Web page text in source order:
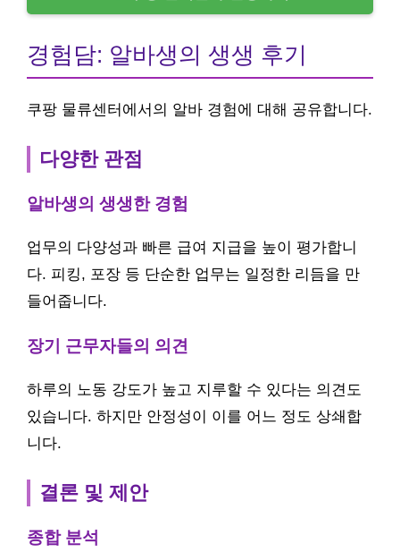
경험담: 알바생의 생생 후기
쿠팡 물류센터에서의 알바 경험에 대해 공유합니다.
다양한 관점
알바생의 생생한 경험
업무의 다양성과 빠른 급여 지급을 높이 평가합니
다. 피킹, 포장 등 단순한 업무는 일정한 리듬을 만
들어줍니다.
장기 근무자들의 의견
하루의 노동 강도가 높고 지루할 수 있다는 의견도
있습니다. 하지만 안정성이 이를 어느 정도 상쇄합
니다.
결론 및 제안
종합 분석